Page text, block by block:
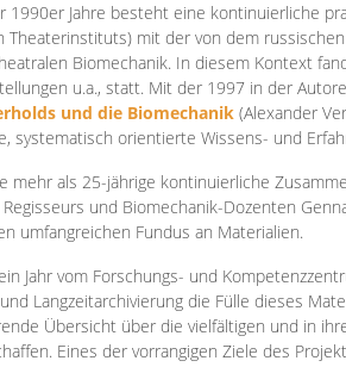
1990er Jahre besteht eine kontinuierliche
Theaterinstituts) mit der von dem
Biomechanik. In diesem Kontext
u.a., statt. Mit der 1997 in der
und die Biomechanik (Alexander
systematisch orientierte Wissens- und
mehr als 25-jährige kontinuierliche
und Biomechanik-Dozenten
umfangreichen Fundus an Materialien.
Jahr vom Forschungs- und
Langzeitarchivierung die Fülle dieses
Übersicht über die vielfältigen und in
Eines der vorrangigen Ziele des